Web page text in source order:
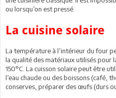
ou lorsqu’on est pressé.
La cuisine solaire
La température à l’intérieur du four
la qualité des matériaux utilisés pour
150°C. La cuisson solaire peut être
l’eau chaude ou des boissons (café,
conserves, préparer des œufs (durs